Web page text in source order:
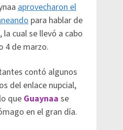
aprovecharon el
para hablar de
cual se llevó a cabo
4 de marzo.
contó algunos
del enlace nupcial,
que Guaynaa se
en el gran día.